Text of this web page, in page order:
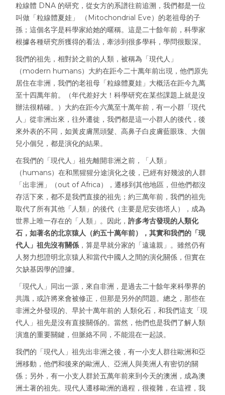
粒線體 DNA 的研究，從女方的系譜往前追溯，我們都是一位
叫做「粒線體夏娃」 （Mitochondrial Eve）的老祖母的子
孫；這個名字是科學家給她的暱稱。這是二十餘年前，科學家
根據各種研究所獲得的看法，牽涉到很多學科，學問很艱深。
我們的祖先，相對於之前的人類，被稱為「現代人」
（modern humans）大約在距今二十萬年前出現，他們原先
居住在非洲，我們的老祖母「粒線體夏娃」大概活在距今九萬
至十四萬年前。（年代差好大！科學研究在某些課題上就是沒
辦法很精確。）大約在距今六萬至十萬年前，有一小群「現代
人」從非洲出來，往外遷徙，我們都是這一小群人的後代，後
來外表的不同，如黃皮膚黑頭髮、高鼻子白皮膚藍眼珠、大個
兒小個兒，都是演化的結果。
在我們的「現代人」祖先離開非洲之前，「人類」
（humans）在和黑猩猩分途演化之後，已經有好幾波的人群
「出非洲」（out of Africa），遷移到其他地區，但他們都沒
存活下來，都不是我們直接的祖先；約三萬年前，我們的祖先
取代了所有其他「人類」的後代（主要是尼安德塔人），成為
世界上唯一存在的「人類」。因此，許多考古發現的人類化
石，如著名的北京猿人（約五十萬年前），其實和我們的「現
代人」祖先沒有關係 ，算是早就分家的「遠遠親」。雖然仍有
人努力想證明北京猿人和當代中國人之間的演化關係，但實在
欠缺基因學的證據。
「現代人」同出一源，來自非洲，是過去二十餘年來科學界的
共識，或許將來會被修正，但那是另外的問題。總之，那些在
非洲之外發現的、早於十萬年前的 人類化石，和我們這支「現
代人」祖先是沒有直接關係的。當然，他們也是我們了解人類
演進的重要關鍵，但脈絡不同，不能混在一起談。
我們的「現代人」祖先出非洲之後，有一小支人群往歐洲和亞
洲移動，他們和後來的歐洲人、亞洲人與美洲人有密切的關
係；另外，有一小支人群於五萬年前來到今天的澳洲，成為澳
洲土著的祖先。現代人遷移歐洲的過程，很複雜，在這裡，我